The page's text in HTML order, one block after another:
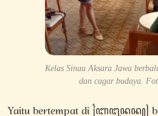
Kelas Sinau Aksara Jawa
dan cagar budaya.